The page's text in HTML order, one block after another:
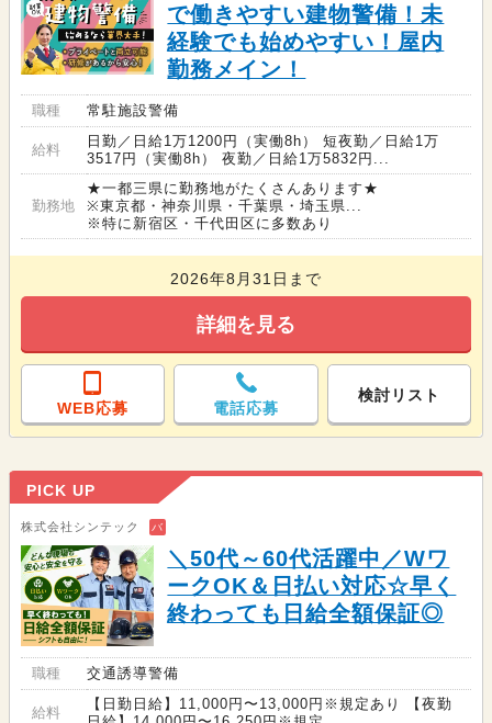
で働きやすい建物警備！未
経験でも始めやすい！屋内
勤務メイン！
職種 常駐施設警備
給料
日勤／日給1万1200円（実働8h） 短夜勤／日給1万
3517円（実働8h） 夜勤／日給1万5832円...
勤務地
★一都三県に勤務地がたくさんあります★
※東京都・神奈川県・千葉県・埼玉県...
※特に新宿区・千代田区に多数あり
2026年8月31日まで
詳細を見る
WEB応募 電話応募
検討リスト
PICK UP
株式会社シンテック バ
＼50代～60代活躍中／Wワ
ークOK＆日払い対応☆早く
終わっても日給全額保証◎
職種 交通誘導警備
給料
【日勤日給】11,000円〜13,000円※規定あり 【夜勤